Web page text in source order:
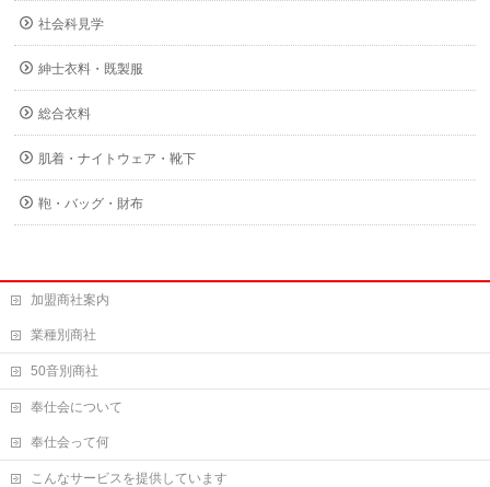
社会科見学
紳士衣料・既製服
総合衣料
肌着・ナイトウェア・靴下
鞄・バッグ・財布
加盟商社案内
業種別商社
50音別商社
奉仕会について
奉仕会って何
こんなサービスを提供しています